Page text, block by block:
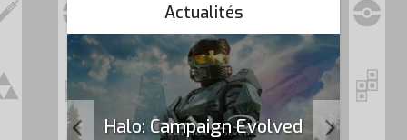
Actualités
Halo: Campaign Evolved